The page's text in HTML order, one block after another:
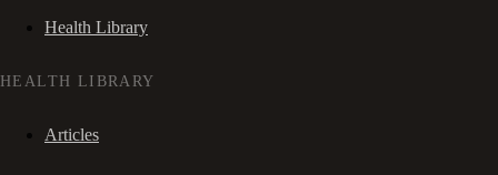
Health Library
HEALTH LIBRARY
Articles